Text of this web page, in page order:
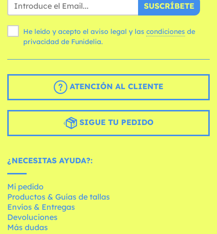
SUSCRÍBETE
He leído y acepto el aviso legal y las condiciones
privacidad de Funidelia.
ATENCIÓN AL CLIENTE
SIGUE TU PEDIDO
¿NECESITAS AYUDA?:
Mi pedido
Productos & Guías de tallas
Envíos & Entregas
Devoluciones
Más dudas